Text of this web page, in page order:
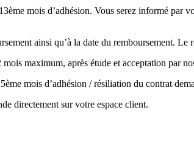
mois d’adhésion. Vous serez informé par
ainsi qu’à la date du remboursement.
maximum, après étude et acceptation par
mois d’adhésion / résiliation du contrat
directement sur votre espace client.